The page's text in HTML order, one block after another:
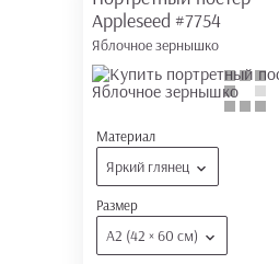
Appleseed #7754
Яблочное зернышко
Материал
Яркий глянец
Размер
А2 (42 × 60 см)